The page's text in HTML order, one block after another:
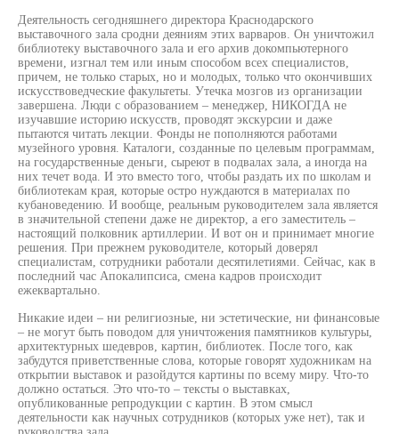
Деятельность сегодняшнего директора Краснодарского
выставочного зала сродни деяниям этих варваров. Он уничтожил
библиотеку выставочного зала и его архив докомпьютерного
времени, изгнал тем или иным способом всех специалистов,
причем, не только старых, но и молодых, только что окончивших
искусствоведческие факультеты. Утечка мозгов из организации
завершена. Люди с образованием – менеджер, НИКОГДА не
изучавшие историю искусств, проводят экскурсии и даже
пытаются читать лекции. Фонды не пополняются работами
музейного уровня. Каталоги, созданные по целевым программам,
на государственные деньги, сыреют в подвалах зала, а иногда на
них течет вода. И это вместо того, чтобы раздать их по школам и
библиотекам края, которые остро нуждаются в материалах по
кубановедению. И вообще, реальным руководителем зала является
в значительной степени даже не директор, а его заместитель –
настоящий полковник артиллерии. И вот он и принимает многие
решения. При прежнем руководителе, который доверял
специалистам, сотрудники работали десятилетиями. Сейчас, как в
последний час Апокалипсиса, смена кадров происходит
ежеквартально.
Никакие идеи – ни религиозные, ни эстетические, ни финансовые
– не могут быть поводом для уничтожения памятников культуры,
архитектурных шедевров, картин, библиотек. После того, как
забудутся приветственные слова, которые говорят художникам на
открытии выставок и разойдутся картины по всему миру. Что-то
должно остаться. Это что-то – тексты о выставках,
опубликованные репродукции с картин. В этом смысл
деятельности как научных сотрудников (которых уже нет), так и